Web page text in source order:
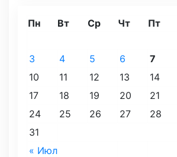
Пн Вт Ср Чт Пт
« Июл
3
4 5 6 7
10
11 12 13 14
17
18 19 20 21
24
25 26 27 28
31